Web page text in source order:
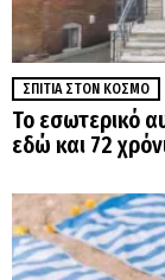
ΣΠΊΤΙΑ ΣΤΟΝ ΚΌΣΜΟ
Το εσωτερικό
εδώ και 72